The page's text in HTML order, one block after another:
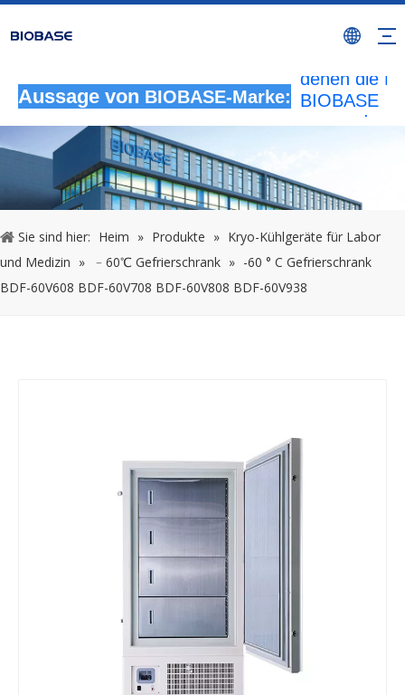
Aussage von BIOBASE-Marke:
Alle nicht
autorisierten
denen die
BIOBASE
verwendet
Verletzung
Haftung
20240510
Sie sind hier: Heim » Produkte » Kryo-Kühlgeräte für Labor
und Medizin » ﹣60℃ Gefrierschrank » -60 ° C Gefrierschrank
BDF-60V608 BDF-60V708 BDF-60V808 BDF-60V938